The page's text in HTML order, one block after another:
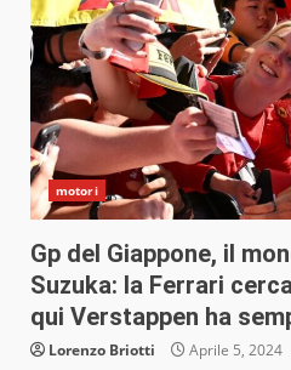
motori
Gp del Giappone, il
Suzuka: la Ferrari
qui Verstappen ha
Lorenzo Briotti Aprile 5, 2024